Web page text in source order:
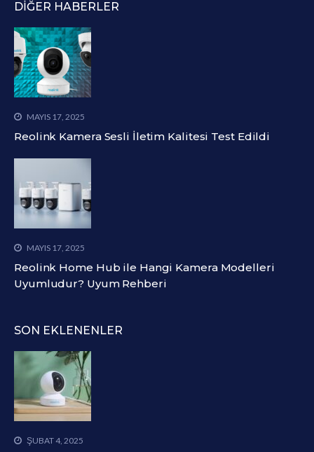
DIĞER HABERLER
MAYIS 17, 2025
Reolink Kamera Sesli İletim Kalitesi Test Edildi
MAYIS 17, 2025
Reolink Home Hub ile Hangi Kamera Modelleri
Uyumludur? Uyum Rehberi
SON EKLENENLER
ŞUBAT 4, 2025